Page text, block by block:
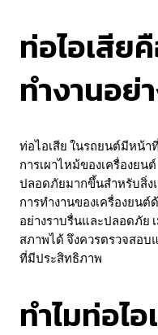
ท่อไอเสีย
ทำงานอย่
ท่อไอเสีย ในรถยนต์มีหน้า
การเผาไหม้ของเครื่องย
ปลอดภัยมากขึ้นสำหรับสิ่ง
การทำงานของเครื่องยน
อย่างราบรื่นและปลอดภัย
สภาพได้ จึงควรตรวจสอบ
ที่มีประสิทธิภาพ
ทำไมท่อไ